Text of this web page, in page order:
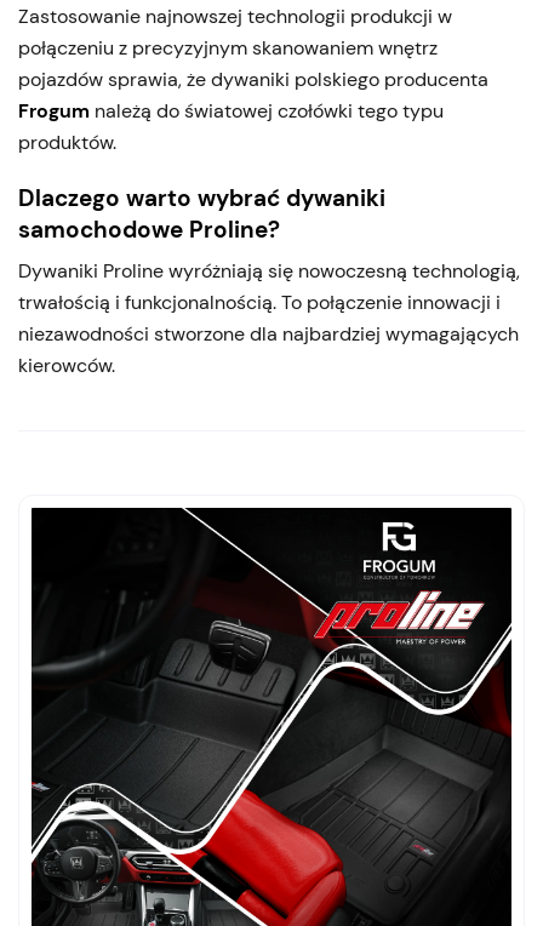
Zastosowanie najnowszej technologii produkcji w
połączeniu z precyzyjnym skanowaniem wnętrz
pojazdów sprawia, że dywaniki polskiego producenta
Frogum należą do światowej czołówki tego typu
produktów.
Dlaczego warto wybrać dywaniki
samochodowe Proline?
Dywaniki Proline wyróżniają się nowoczesną technologią,
trwałością i funkcjonalnością. To połączenie innowacji i
niezawodności stworzone dla najbardziej wymagających
kierowców.